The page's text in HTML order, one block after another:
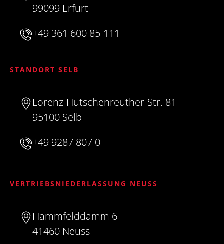
99099 Erfurt
+49 361 600 85-111
STANDORT SELB
Lorenz-Hutschenreuther-Str. 81
95100 Selb
+49 9287 807 0
VERTRIEBSNIEDERLASSUNG NEUSS
Hammfelddamm 6
41460 Neuss